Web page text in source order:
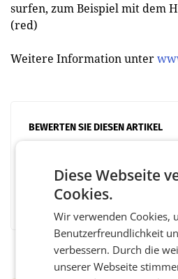
surfen, zum Beispiel mit dem
(red)
Weitere Information unter
BEWERTEN SIE DIESEN ARTIKEL
FacebookTwitterMessenger
Diese Webseite
Cookies.
Wir verwenden Cookies,
Benutzerfreundlichkeit
verbessern. Durch die
unserer Webseite